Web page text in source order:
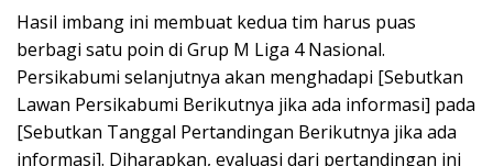
Hasil imbang ini membuat kedua tim harus puas
berbagi satu poin di Grup M Liga 4 Nasional.
Persikabumi selanjutnya akan menghadapi [Sebutkan
Lawan Persikabumi Berikutnya jika ada informasi] pada
[Sebutkan Tanggal Pertandingan Berikutnya jika ada
informasi]. Diharapkan, evaluasi dari pertandingan ini